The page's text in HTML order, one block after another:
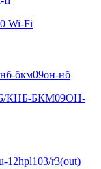
Wi-Fi
КНБ-БКМ09ОН-